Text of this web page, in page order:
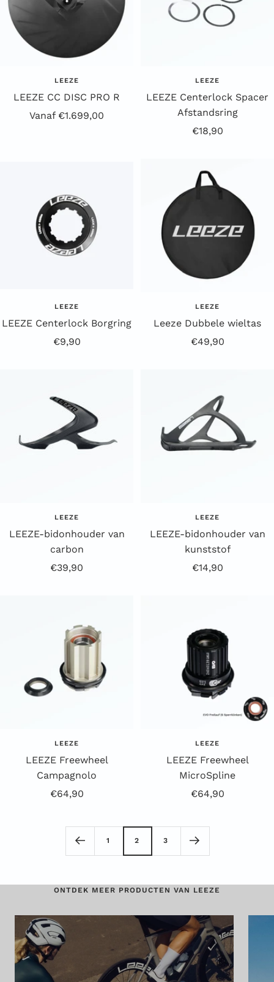
LEEZE
LEEZE CC DISC PRO R
Aanbiedingsprijs
Vanaf €1.699,00
LEEZE
LEEZE Centerlock Spacer
Afstandsring
Aanbiedingsprijs
€18,90
LEEZE
LEEZE Centerlock Borgring
Aanbiedingsprijs
€9,90
LEEZE
Leeze Dubbele wieltas
Aanbiedingsprijs
€49,90
LEEZE
LEEZE-bidonhouder van
carbon
Aanbiedingsprijs
€39,90
LEEZE
LEEZE-bidonhouder van
kunststof
Aanbiedingsprijs
€14,90
LEEZE
LEEZE Freewheel
Campagnolo
Aanbiedingsprijs
€64,90
LEEZE
LEEZE Freewheel
MicroSpline
Aanbiedingsprijs
€64,90
1 2 3
ONTDEK MEER PRODUCTEN VAN LEEZE